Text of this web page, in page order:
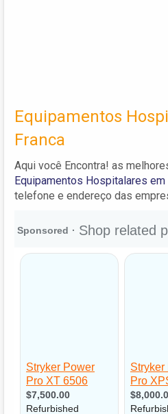
Equipamentos
Franca
Aqui você Encontra! as
Equipamentos Hospitalares em
telefone e endereço das